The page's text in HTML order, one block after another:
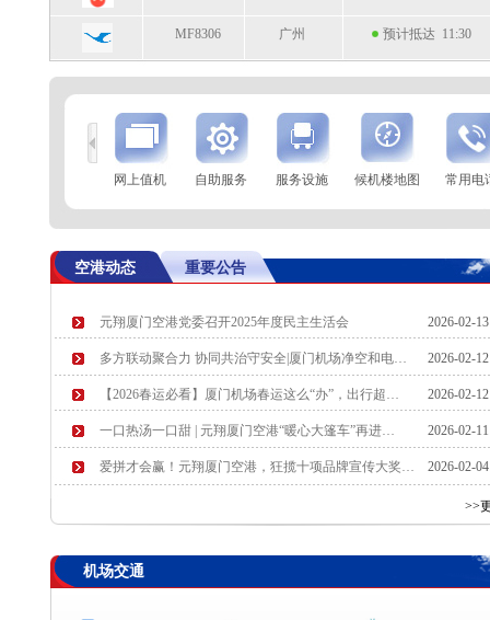
MF8306 广州 预计抵达 11:30
到
航空公司 航班号 到达城市
起飞时间
9C8976
石家庄 起飞 10:58
CZ3660 贵阳 预计起飞 11:10
航空公司
网上值机 自助服务 服务设施 候机楼地图 常用电
空港动态 重要公告
元翔厦门空港党委召开2025年度民主生活会 2026-02-
多方联动聚合力 协同共治守安全|厦门机场净空和电… 2026-02-
【2026春运必看】厦门机场春运这么“办”，出行超… 2026-02-
一口热汤一口甜 | 元翔厦门空港“暖心大篷车”再进… 2026-02-
爱拼才会赢！元翔厦门空港，狂揽十项品牌宣传大奖… 2026-02-
>>
机场交通